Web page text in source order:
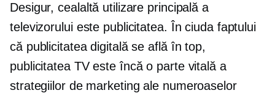
Desigur, cealaltă utilizare principală a
televizorului este publicitatea. În ciuda faptului
că publicitatea digitală se află în top,
publicitatea TV este încă o parte vitală a
strategiilor de marketing ale numeroaselor